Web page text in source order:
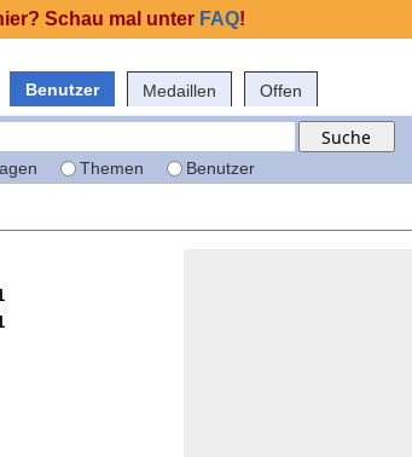
Benutzer Medaillen Offen
Themen Benutzer
Schau mal unter FAQ!